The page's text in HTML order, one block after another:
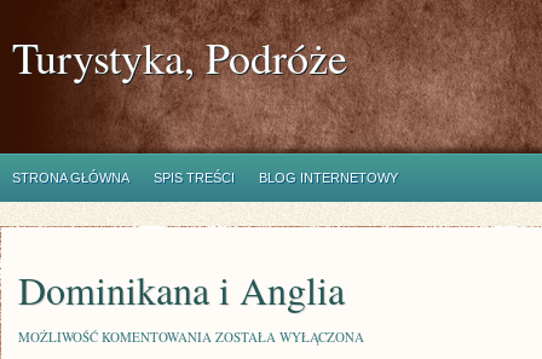
Turystyka, Podróże
STRONA GŁÓWNA SPIS TREŚCI BLOG INTERNETOWY
Dominikana i Anglia
MOŻLIWOŚĆ KOMENTOWANIA DOMINIKANA
ZOSTAŁA WYŁĄCZONA